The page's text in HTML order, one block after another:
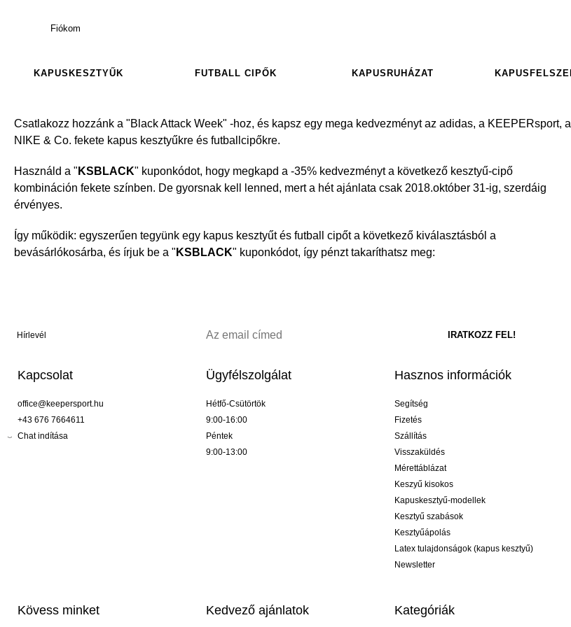
Fiókom
KAPUSKESZTYŰK FUTBALL CIPŐK KAPUSRUHÁZAT
Csatlakozz hozzánk a "Black Attack Week" -hoz, és kapsz egy mega kedvezményt az adidas, a KEEPERsport, a
NIKE & Co. fekete kapus kesztyűkre és futballcipőkre.
Használd a " KSBLACK" kuponkódot, hogy megkapd a -35% kedvezményt a következő kesztyű-cipő
kombináción fekete színben. De gyorsnak kell lenned, mert a hét ajánlata csak 2018.október 31-ig, szerdáig
érvényes.
Így működik: egyszerűen tegyünk egy kapus kesztyűt és futball cipőt a következő kiválasztásból a
bevásárlókosárba, és írjuk be a " KSBLACK" kuponkódot, így pénzt takaríthatsz meg:
Hírlevél
Kapcsolat
office@keepersport.hu
+43 676 7664611
Chat indítása
Ügyfélszolgálat
Hétfő-Csütörtök
9:00-16:00
Péntek
9:00-13:00
Hasznos információk
Segítség
Fizetés
Szállítás
Visszaküldés
Mérettáblázat
Keszyű kisokos
Kapuskesztyű-modellek
Kesztyű szabások
Kesztyűápolás
Latex tulajdonságok (kapus kesztyű)
Newsletter
Kövess minket Kedvező ajánlatok Kategóriák